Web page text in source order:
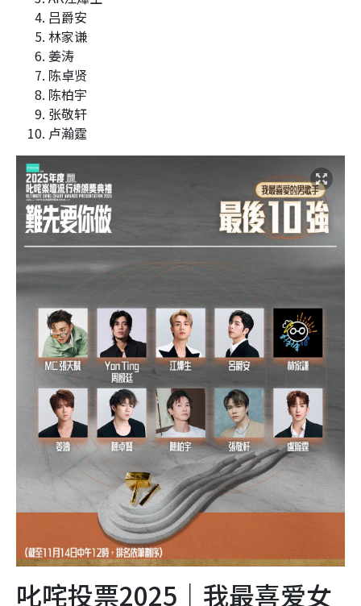
吕爵安
林家谦
姜涛
陈卓贤
陈柏宇
张敬轩
卢瀚霆
叱咤投票2025｜我最喜爱女